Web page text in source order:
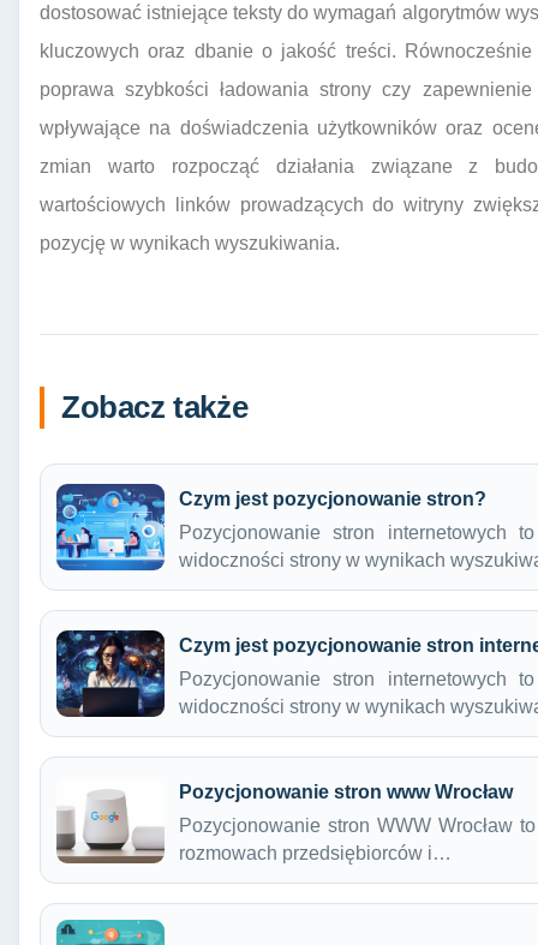
dostosować istniejące teksty do wymagań algorytmów
kluczowych oraz dbanie o jakość treści.
poprawa szybkości ładowania strony czy
wpływające na doświadczenia użytkowników oraz
zmian warto rozpocząć działania związane z
wartościowych linków prowadzących do witryny
pozycję w wynikach wyszukiwania.
Zobacz także
Czym jest pozycjonowanie stron?
Pozycjonowanie stron internetowych
widoczności strony w wynikach
Czym jest pozycjonowanie stron
Pozycjonowanie stron internetowych
widoczności strony w wynikach
Pozycjonowanie stron www Wrocław
Pozycjonowanie stron WWW Wrocław
rozmowach przedsiębiorców i…